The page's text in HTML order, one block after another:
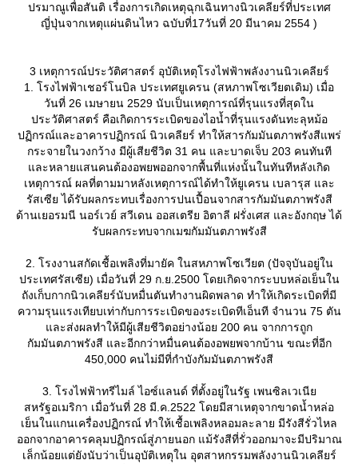
ปรมาณูเพื่อสันติ เรื่องการเกิดเหตุฉุกเฉินทางนิวเคลียร์ที่ประเทศ
ญี่ปุ่นจากเหตุแผ่นดินไหว ฉบับที่17วันที่ 20 มีนาคม 2554 )
3 เหตุการณ์ประวัติศาสตร์ อุบัติเหตุโรงไฟฟ้าพลังงานนิวเคลียร์
1. โรงไฟฟ้าเชอร์โนบิล ประเทศยูเครน (สหภาพโซเวียตเดิม) เมื่อ
วันที่ 26 เมษายน 2529 นับเป็นเหตุการณ์ที่รุนแรงที่สุดใน
ประวัติศาสตร์ คือเกิดการระเบิดของไอน้ำที่รุนแรงดันทะลุหม้อ
ปฏิกรณ์และอาคารปฏิกรณ์ นิวเคลียร์ ทำให้สารกัมมันตภาพรังสีแพร่
กระจายในวงกว้าง มีผู้เสียชีวิต 31 คน และบาดเจ็บ 203 คนทันที
ละหลายแสนคนต้องอพยพออกจากพื้นที่แห่งนั้นในทันทีหลังเกิด
เหตุการณ์ ผลที่ตามมาหลังเหตุการณ์ได้ทำให้ยูเครน เบลารุส และ
รัสเซีย ได้รับผลกระทบเรื่องการปนเปื้อนจากสารกัมมันตภาพรังสี
ด้านเยอรมนี นอร์เวย์ สวีเดน ออสเตรีย อิตาลี ฝรั่งเศส และอังกฤษ ได้
รับผลกระทบจากเมฆกัมมันตภาพรังสี
2. โรงงานสกัดเชื้อเพลิงที่มายัค ในสหภาพโซเวียต (ปัจจุบันอยู่ใน
ประเทศรัสเซีย) เมื่อวันที่ 29 ก.ย.2500 โดยเกิดจากระบบหล่อเย็นใน
ถังเก็บกากนิวเคลียร์นับหมื่นตันทำงานผิดพลาด ทำให้เกิดระเบิดที่มี
ความรุนแรงเทียบเท่ากับการระเบิดของระเบิดทีเอ็นที จำนวน 75 ตัน
ละส่งผลทำให้มีผู้เสียชีวิตอย่างน้อย 200 คน จากการถูก
กัมมันตภาพรังสี และอีกกว่าหมื่นคนต้องอพยพจากบ้าน ขณะที่อีก
450,000 คนไม่มีที่กำบังกัมมันตภาพรังสี
3. โรงไฟฟ้าทรีไมล์ ไอซ์แลนด์ ที่ตั้งอยู่ในรัฐ เพนซิลเวเนี
สหรัฐอเมริกา เมื่อวันที่ 28 มี.ค.2522 โดยมีสาเหตุจากขาดน้ำหล่อ
เย็นในแกนเครื่องปฏิกรณ์ ทำให้เชื้อเพลิงหลอมละลาย มีรังสีรั่วไหล
ออกจากอาคารคลุมปฏิกรณ์สู่ภายนอก แม้รังสีที่รั่วออกมาจะมีปริมาณ
เล็กน้อยแต่ยังนับว่าเป็นอุบัติเหตุใน อุตสาหกรรมพลังงานนิวเคลียร์